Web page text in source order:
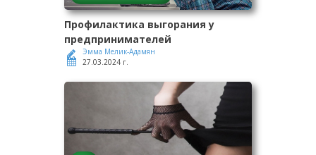
Профилактика выгорания у
предпринимателей
Эмма Мелик-Адамян
27.03.2024 г.